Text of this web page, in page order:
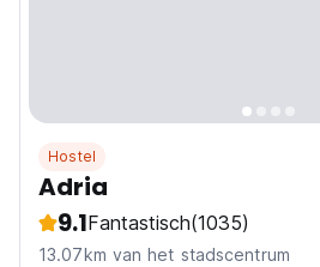
Hostel
Adria
9.1Fantastisch(1035)
13.07km van het stadscentrum